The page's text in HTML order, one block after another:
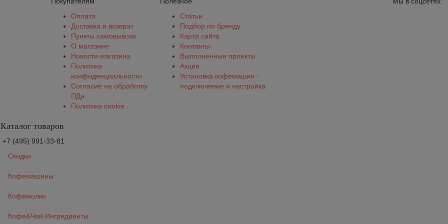
Оплата
Доставка и возврат
Пункты самовывоза
О магазине
Новости магазина
Политика
конфиденциальности
Согласие на обработку
ПДн
Политика cookie
Статьи
Подбор по бренду
Карта сайта
Контакты
Выполненные проекты
Акция
Установка кофемашин -
подключение и настройка
Каталог товаров
+7 (495) 991-33-81
Скидки
Кофемашины
Кофемолки
Кофе&Чай Ингредиенты